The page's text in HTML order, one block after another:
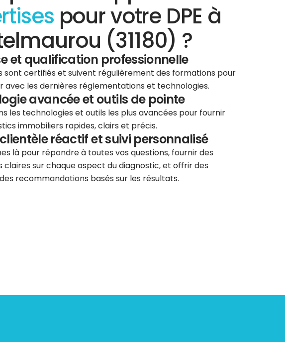
pour votre DPE à
(31180) ?
et qualification professionnelle
sont certifiés et suivent régulièrement des formations pour
avec les dernières réglementations et technologies.
avancée et outils de pointe
les technologies et outils les plus avancées pour fournir
immobiliers rapides, clairs et précis.
réactif et suivi personnalisé
là pour répondre à toutes vos questions, fournir des
claires sur chaque aspect du diagnostic, et offrir des
recommandations basés sur les résultats.